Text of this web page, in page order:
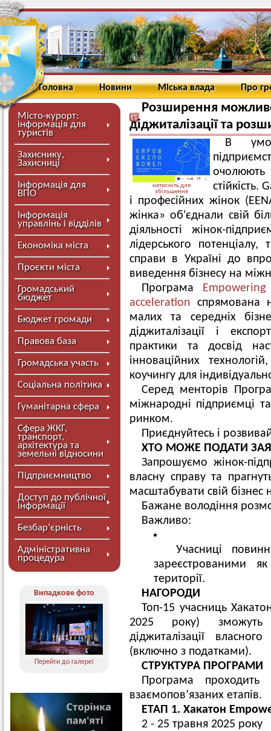
Головна Новини Міська влада Про
Місто-курорт:
інформація для
туристів
Захиснику,
Захисниці
Інформація для
ВПО
Інформація
управлінь і відділів
Економіка міста
Проєкти міста
Громадський
бюджет
Бюджет громади
Правова база
Громадська участь
Соціальна політика
Гуманітарна сфера
Сфера ЖКГ,
транспорт,
архітектура та
земельні відносини
Підприємництво
Доступ до публічної
інформації
Безбар’єрність
Адміністративна
процедура
Випадкове фото
Перейти до галереї
Розширення
діджиталізації та
натисніть для
збільшення
В
очолюють
стійкість.
і професійних жінок
жінка» об'єднали свій
діяльності жінок-
лідерського
справи в Україні до
виведення бізнесу на
Програма
acceleration спрямована
малих та середніх
діджиталізації і
практики та досвід
інноваційних
коучингу для
Серед менторів
міжнародні підприємці
ринком.
Приєднуйтесь і
ХТО МОЖЕ ПОДАТИ
Запрошуємо жінок-
власну справу та
масштабувати свій
Бажане володіння
Важливо:
Учасниці
зареєстрованими
території.
НАГОРОДИ
Топ-15 учасниць
2025 року) зможуть
діджиталізації
(включно з податками).
СТРУКТУРА ПРОГРАМИ
Програма
взаємопов’язаних етапів.
ЕТАП 1. Хакатон
2 - 25 травня 2025 року